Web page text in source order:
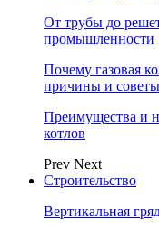
От трубы до
промышленности
Почему газовая
причины и
Преимущества и
котлов
Prev Next
Строительство
Вертикальная